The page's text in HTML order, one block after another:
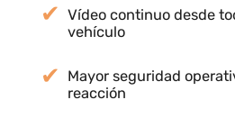
tiempo real